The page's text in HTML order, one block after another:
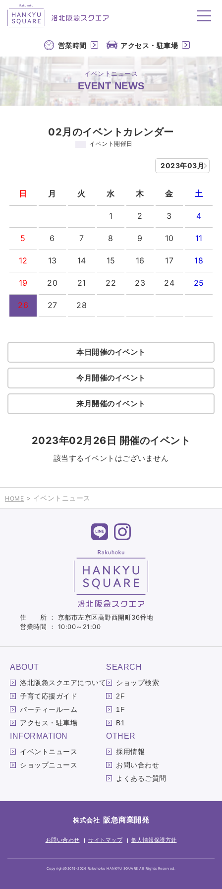
洛北阪急スクエア
営業時間 アクセス・駐車場
イベントニュース
EVENT NEWS
02月のイベントカレンダー
イベント開催日
2023年03月
日 月 火 水 木 金 土
1 2 3 4
5 6 7 8 9 10 11
12 13 14 15 16 17 18
19 20 21 22 23 24 25
26 27 28
本日開催のイベント
今月開催のイベント
来月開催のイベント
2023年02月26日 開催のイベント
該当するイベントはございません
HOME > イベントニュース
住 所 ： 京都市左京区高野西開町36番地
営業時間 ： 10:00～21:00
ABOUT
洛北阪急スクエアについて
子育て応援ガイド
パーティールーム
アクセス・駐車場
SEARCH
ショップ検索
2F
1F
B1
INFORMATION
イベントニュース
ショップニュース
OTHER
採用情報
お問い合わせ
よくあるご質問
株式会社 阪急商業開発
お問い合わせ サイトマップ 個人情報保護方針
Copyright©2019-2026 Rakuhoku HANKYU SQUARE All Rights Reserved.